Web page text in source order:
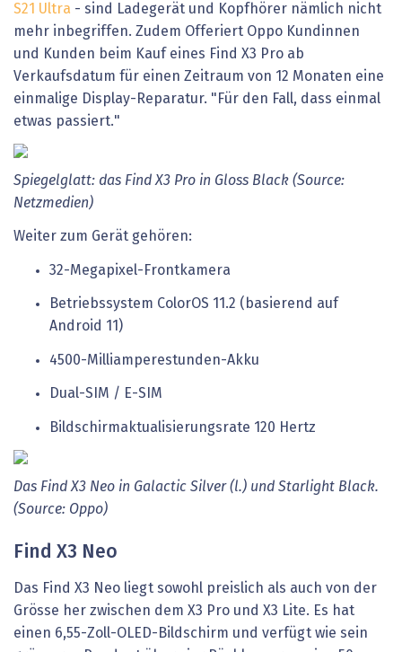
S21 Ultra - sind Ladegerät und Kopfhörer nämlich nicht
mehr inbegriffen. Zudem Offeriert Oppo Kundinnen
und Kunden beim Kauf eines Find X3 Pro ab
Verkaufsdatum für einen Zeitraum von 12 Monaten eine
einmalige Display-Reparatur. "Für den Fall, dass einmal
etwas passiert."
Spiegelglatt: das Find X3 Pro in Gloss Black (Source:
Netzmedien)
Weiter zum Gerät gehören:
32-Megapixel-Frontkamera
Betriebssystem ColorOS 11.2 (basierend auf
Android 11)
4500-Milliamperestunden-Akku
Dual-SIM / E-SIM
Bildschirmaktualisierungsrate 120 Hertz
Das Find X3 Neo in Galactic Silver (l.) und Starlight Black.
(Source: Oppo)
Find X3 Neo
Das Find X3 Neo liegt sowohl preislich als auch von der
Grösse her zwischen dem X3 Pro und X3 Lite. Es hat
einen 6,55-Zoll-OLED-Bildschirm und verfügt wie sein